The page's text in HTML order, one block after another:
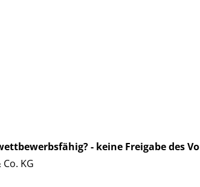
- keine Freigabe des
KG